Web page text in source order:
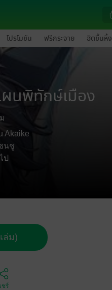
โปรโมชัน ฟรีกระจาย ฮิตขึ้นหิ้ง
นพิทักษ์เมือง
Akaike
นชู
ล่ม)
ชร์